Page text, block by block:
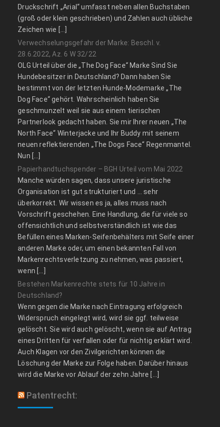
Druckschrift „Arial“ umfasst neben allen Buchstaben
(groß oder klein geschrieben) und Zahlen auch übliche
Zeichen wie […]
Verwechselungsgefahr der Marke: Beschl. v.
28.6.2022, Az. 6 W 32/22
OLG Urteil über die „The Dog Face“ Marke Sind Sie
Hundebesitzer in Deutschland? Dann haben Sie
bestimmt von der letzten Hunde-Modemarke „The
Dog Face“ gehört. Wahrscheinlich haben Sie
geschmunzelt weil sie aus einem tierischen
Partnerlook gedacht haben. Sie mir Ihrer neuen „The
North Face“ Winterjacke und Ihr Buddy mit seinem
neuen reflektierenden „The Dogs Face“ Regenmantel.
Nun […]
Papierhandtuchspender – BGH Urteil vom Mai 2022
Manche würden sagen, dass unsere juristische
Organisation ist gut strukturiert und … sehr
überkorrekt. Wir wissen es ja, alles muss nach
Vorschrift geschehen. Eine Handlung, die für viele so
offensichtlich und selbstverständlich ist wie das
Befüllen eines Marken-Seifenbehälters mit Seife einer
anderen Marke oder, um einen bekannten Fall von
Markenrechtsverletzung zu nehmen, was passiert,
wenn […]
Bestehen Markenrechte stets für 10 Jahre in
Deutschland?
Wenn gegen die Marke nach Eintragung erfolgreich
Widerspruch eingelegt wird, wird sie ggf. teilweise
gelöscht. Sie wird auch gelöscht, wenn sie auf Antrag
eines Dritten für verfallen oder für nichtig erklärt wird.
Auch Klagen vor den Zivilgerichten können die
Löschung der Marke zur Folge haben. Darüber hinaus
wird die Marke vor Ablauf der zehn Jahre […]
Patentrecht: